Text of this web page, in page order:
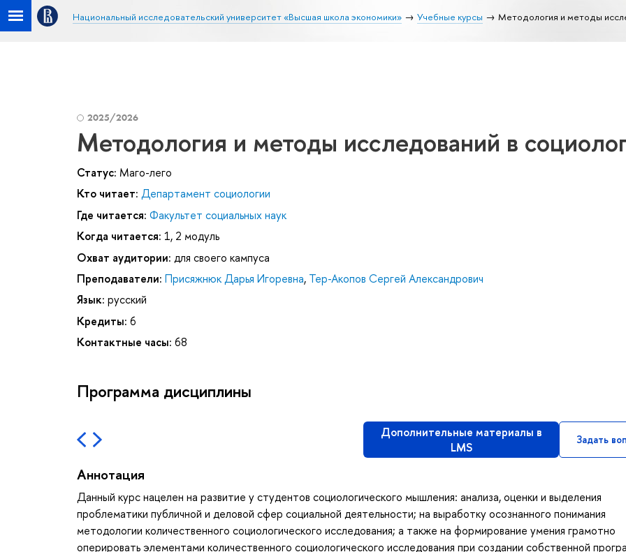
Национальный исследовательский университет «Высшая школа экономики» Учебные курсы Методология и методы
2025/2026
Методология и методы исследований в
Статус: Маго-лего
Кто читает: Департамент социологии
Где читается: Факультет социальных наук
Когда читается: 1, 2 модуль
Охват аудитории: для своего кампуса
Преподаватели: Присяжнюк Дарья Игоревна, Тер-Акопов Сергей Александрович
Язык: русский
Кредиты: 6
Контактные часы: 68
Программа дисциплины
Дополнительные материалы в
LMS
Задать
Аннотация
Данный курс нацелен на развитие у студентов социологического мышления: анализа, оценки и выделения
проблематики публичной и деловой сфер социальной деятельности; на выработку осознанного понимания
методологии количественного социологического исследования; а также на формирование умения грамотно
оперировать элементами количественного социологического исследования при создании собственной